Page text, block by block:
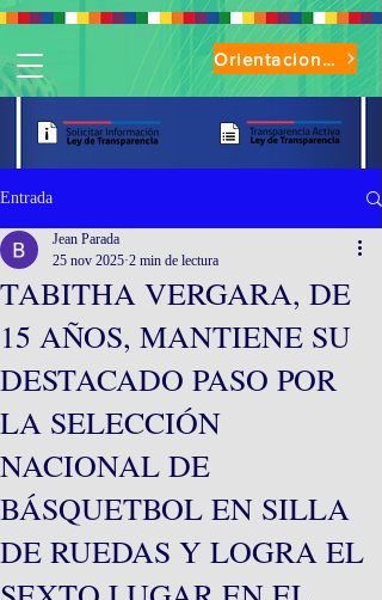
Orientaciones de Uso Parque Oasis
Entrada
TABITHA VERGARA, DE
15 AÑOS, MANTIENE SU
DESTACADO PASO POR
LA SELECCIÓN
NACIONAL DE
BÁSQUETBOL EN SILLA
DE RUEDAS Y LOGRA EL
Jean Parada
25 nov 2025 2 min de lectura